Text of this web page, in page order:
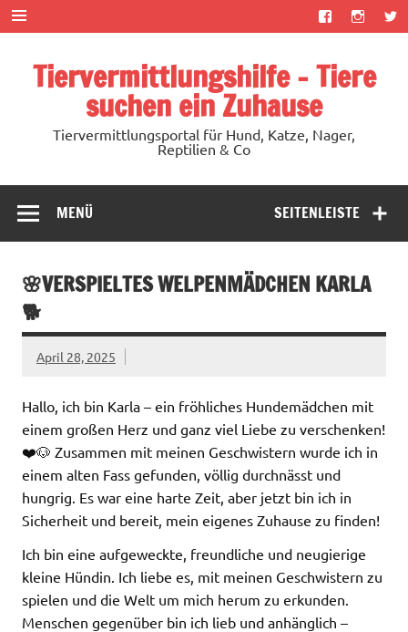
Zum
Inhalt
springen
Tiervermittlungshilfe – Tiere
suchen ein Zuhause
Tiervermittlungsportal für Hund, Katze, Nager,
Reptilien & Co
SEITENLEISTE
MENÜ
🌸VERSPIELTES WELPENMÄDCHEN KARLA
🐕
April 28, 2025
Hallo, ich bin Karla – ein fröhliches Hundemädchen mit
einem großen Herz und ganz viel Liebe zu verschenken!
❤️🐶 Zusammen mit meinen Geschwistern wurde ich in
einem alten Fass gefunden, völlig durchnässt und
hungrig. Es war eine harte Zeit, aber jetzt bin ich in
Sicherheit und bereit, mein eigenes Zuhause zu finden!
Ich bin eine aufgeweckte, freundliche und neugierige
kleine Hündin. Ich liebe es, mit meinen Geschwistern zu
spielen und die Welt um mich herum zu erkunden.
Menschen gegenüber bin ich lieb und anhänglich –